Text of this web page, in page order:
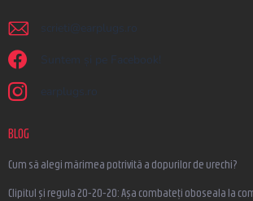
scrieti @ earplugs.ro
Suntem și pe Facebook!
earplugs.ro
BLOG
Cum să alegi mărimea potrivită a dopurilor de urechi?
Clipitul și regula 20-20-20: Așa combateți oboseala la